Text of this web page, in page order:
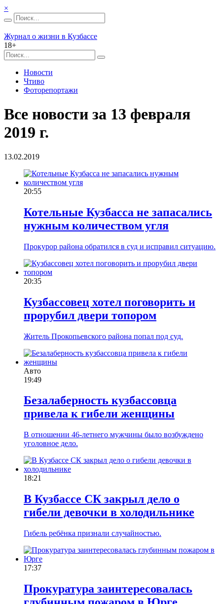
×
Журнал о жизни в Кузбассе
18+
Новости
Чтиво
Фоторепортажи
Все новости за 13 февраля
2019 г.
13.02.2019
20:55
Котельные Кузбасса не запасались
нужным количеством угля
Прокурор района обратился в суд и исправил ситуацию.
20:35
Кузбассовец хотел поговорить и
прорубил двери топором
Житель Прокопьевского района попал под суд.
Авто
19:49
Безалаберность кузбассовца
привела к гибели женщины
В отношении 46-летнего мужчины было возбуждено
уголовное дело.
18:21
В Кузбассе СК закрыл дело о
гибели девочки в холодильнике
Гибель ребёнка признали случайностью.
17:37
Прокуратура заинтересовалась